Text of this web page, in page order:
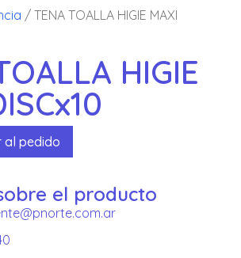
/ TENA TOALLA HIGIE MAXI
HIGIE
al pedido
el producto